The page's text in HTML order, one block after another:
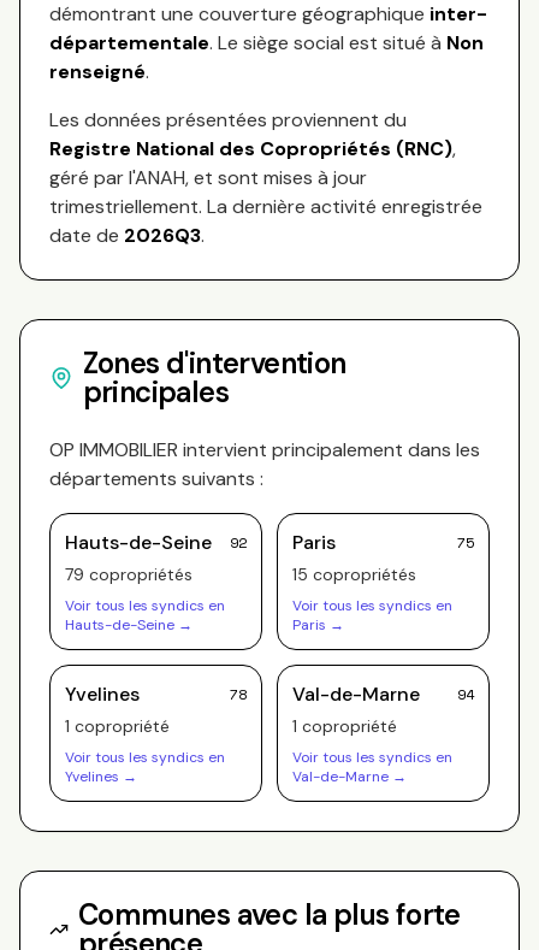
démontrant une couverture géographique inter-
départementale. Le siège social est situé à Non
renseigné.
Les données présentées proviennent du
Registre National des Copropriétés (RNC),
géré par l'ANAH, et sont mises à jour
trimestriellement. La dernière activité enregistrée
date de 2026Q3.
Zones d'intervention
principales
OP IMMOBILIER intervient principalement dans les
départements suivants :
Hauts-de-Seine 92
79 copropriétés
Voir tous les syndics en
Hauts-de-Seine →
Paris 75
15 copropriétés
Voir tous les syndics en
Paris →
Yvelines 78
1 copropriété
Voir tous les syndics en
Yvelines →
Val-de-Marne 94
1 copropriété
Voir tous les syndics en
Val-de-Marne →
Communes avec la plus forte